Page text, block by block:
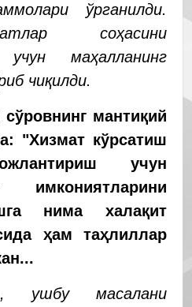
ўрганилди.
соҳасини
маҳалланинг
чиқилди.
мантиқий
"Хизмат кўрсатиш
учун
имкониятларини
нима халақит
ҳам таҳлиллар
ушбу масалани